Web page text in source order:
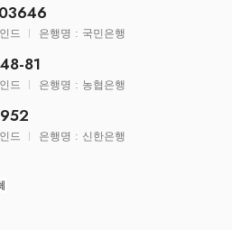
드 은행명 : 국민은행
81
드 은행명 : 농협은행
드 은행명 : 신한은행